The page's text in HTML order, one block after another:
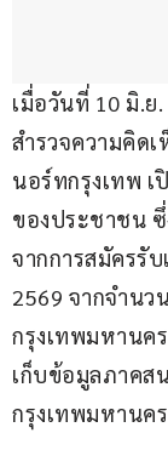
เมื่อวันที่ 10 มิ.
สำรวจความคิด
นอร์ทกรุงเทพ เ
ของประชาชน
จากการสมัครรั
2569 จากจำนว
กรุงเทพมหานค
เก็บข้อมูลภาคส
กรุงเทพมหานค